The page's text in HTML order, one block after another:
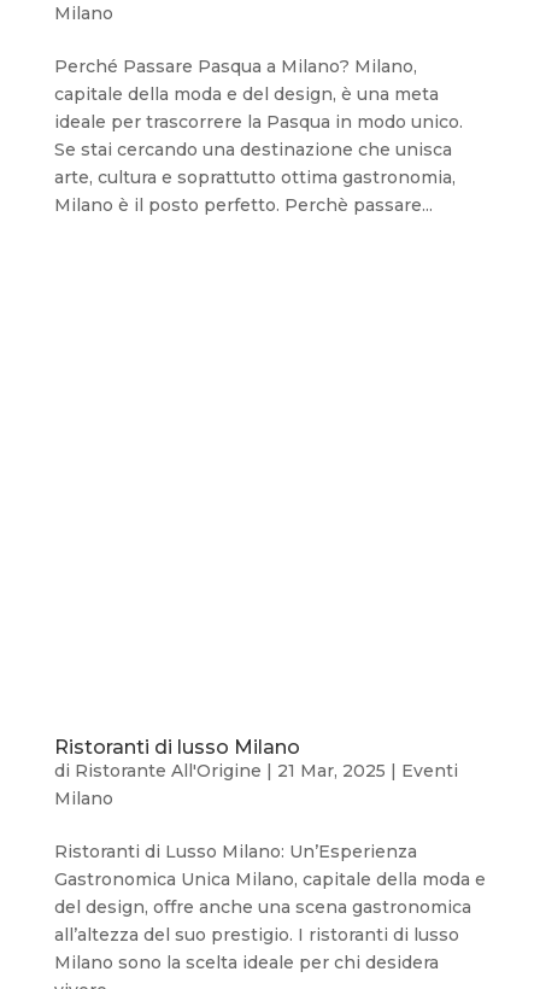
Milano
Perché Passare Pasqua a Milano? Milano,
capitale della moda e del design, è una meta
ideale per trascorrere la Pasqua in modo unico.
Se stai cercando una destinazione che unisca
arte, cultura e soprattutto ottima gastronomia,
Milano è il posto perfetto. Perchè passare...
Ristoranti di lusso Milano
di Ristorante All'Origine | 21 Mar, 2025 | Eventi
Milano
Ristoranti di Lusso Milano: Un’Esperienza
Gastronomica Unica Milano, capitale della moda e
del design, offre anche una scena gastronomica
all’altezza del suo prestigio. I ristoranti di lusso
Milano sono la scelta ideale per chi desidera